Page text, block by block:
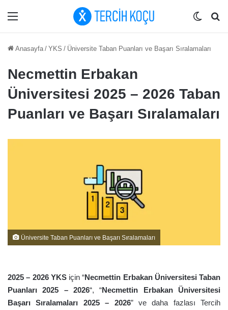
Menü Dış
Anasayfa / YKS / Üniversite Taban Puanları ve Başarı Sıralamaları
Necmettin Erbakan
Üniversitesi 2025 – 2026 Taban
Puanları ve Başarı Sıralamaları
Üniversite Taban Puanları ve Başarı Sıralamaları
2025 – 2026 YKSiçin “Necmettin Erbakan Üniversitesi Taban
Puanları 2025 – 2026“, “Necmettin Erbakan Üniversitesi
Başarı Sıralamaları 2025 – 2026” ve daha fazlası Tercih